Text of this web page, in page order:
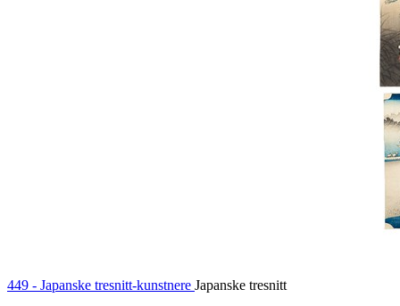
449 - Japanske tresnitt-kunstnere Japanske tresnitt